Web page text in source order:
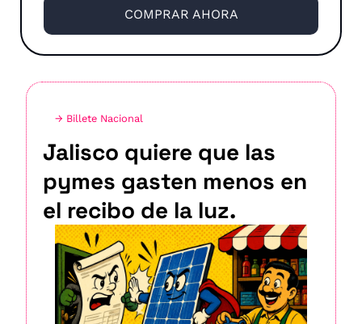
COMPRAR AHORA
→ Billete Nacional
Jalisco quiere que las
pymes gasten menos en
el recibo de la luz.